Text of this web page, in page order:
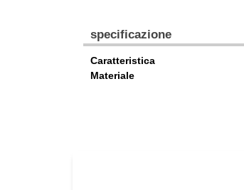
specificazione
Caratteristica
Materiale